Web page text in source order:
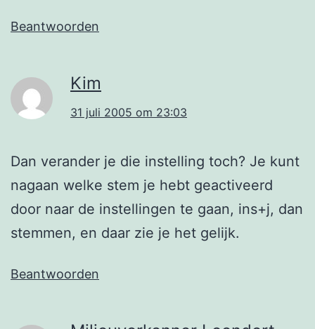
Beantwoorden
Kim
31 juli 2005 om 23:03
Dan verander je die instelling toch? Je kunt
nagaan welke stem je hebt geactiveerd
door naar de instellingen te gaan, ins+j, dan
stemmen, en daar zie je het gelijk.
Beantwoorden